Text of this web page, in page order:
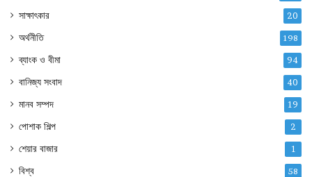
সাক্ষাৎকার 20
অর্থনীতি 198
ব্যাংক ও বীমা 94
বানিজ্য সংবাদ 40
মানব সম্পদ 19
পোশাক শিল্প 2
শেয়ার বাজার 1
বিশ্ব 58